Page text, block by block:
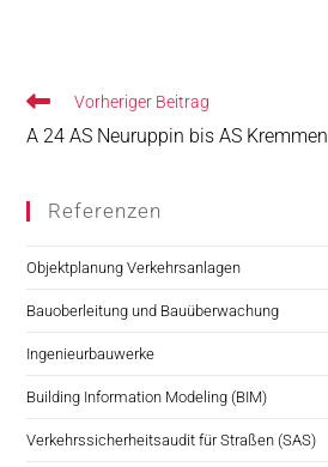
Vorheriger Beitrag
A 24 AS Neuruppin bis AS Kremmen
Referenzen
Objektplanung Verkehrsanlagen
Bauoberleitung und Bauüberwachung
Ingenieurbauwerke
Building Information Modeling (BIM)
Verkehrssicherheitsaudit für Straßen (SAS)